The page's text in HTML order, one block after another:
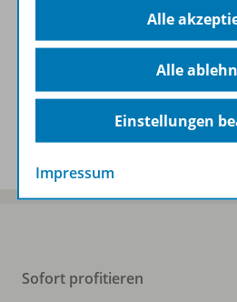
Zugehörige Produkte
Sofort profitieren
Alle
Alle
Einstellungen
Impressum